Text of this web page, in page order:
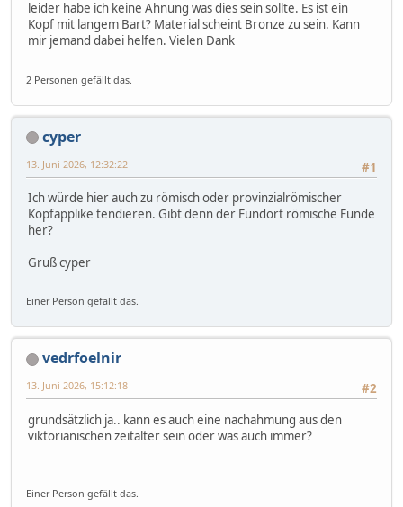
leider habe ich keine Ahnung was dies sein sollte. Es ist ein
Kopf mit langem Bart? Material scheint Bronze zu sein. Kann
mir jemand dabei helfen. Vielen Dank
2 Personen gefällt das.
cyper
#1
13. Juni 2026, 12:32:22
Ich würde hier auch zu römisch oder provinzialrömischer
Kopfapplike tendieren. Gibt denn der Fundort römische Funde
her?
Gruß cyper
Einer Person gefällt das.
vedrfoelnir
#2
13. Juni 2026, 15:12:18
grundsätzlich ja.. kann es auch eine nachahmung aus den
viktorianischen zeitalter sein oder was auch immer?
Einer Person gefällt das.